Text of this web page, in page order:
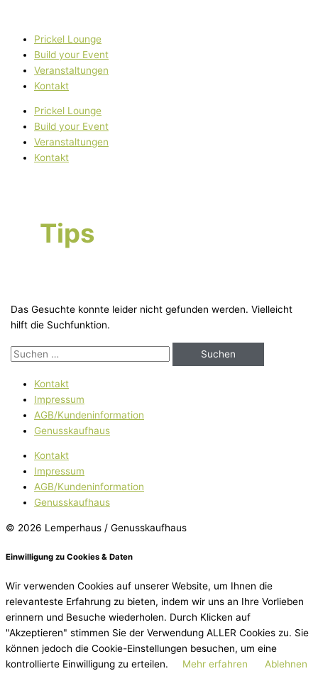
springenPrickel Lounge
Build your Event
Veranstaltungen
Kontakt
Prickel Lounge
Build your Event
Veranstaltungen
Kontakt
Tips
Das Gesuchte konnte leider nicht gefunden werden. Vielleicht
hilft die Suchfunktion.
Kontakt
Impressum
AGB/Kundeninformation
Genusskaufhaus
Kontakt
Impressum
AGB/Kundeninformation
Genusskaufhaus
© 2026 Lemperhaus / Genusskaufhaus
Einwilligung zu Cookies & Daten
Wir verwenden Cookies auf unserer Website, um Ihnen die
relevanteste Erfahrung zu bieten, indem wir uns an Ihre Vorlieben
erinnern und Besuche wiederholen. Durch Klicken auf
"Akzeptieren" stimmen Sie der Verwendung ALLER Cookies zu. Sie
können jedoch die Cookie-Einstellungen besuchen, um eine
kontrollierte Einwilligung zu erteilen.
Mehr erfahren
Ablehnen